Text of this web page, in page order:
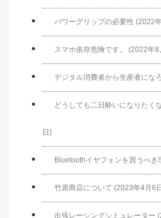
パワーグリップの必要性 (2022
スマホ依存危険です。 (2022年8
デジタル消費者から生産者にな
どうしても二日酔いになりたく
日)
Bluetoothイヤフォンを買うべ
竹原商店について (2023年4月6
出張レーシングシミュレーター